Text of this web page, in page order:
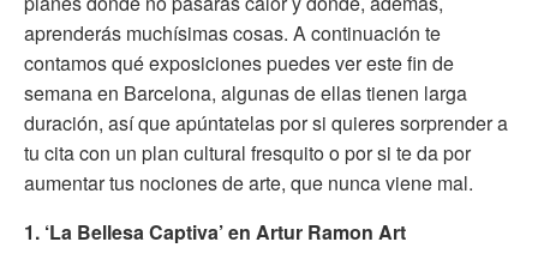
aprenderás muchísimas cosas. A continuación te
contamos qué exposiciones puedes ver este fin de
semana en Barcelona, algunas de ellas tienen larga
duración, así que apúntatelas por si quieres sorprender a
tu cita con un plan cultural fresquito o por si te da por
aumentar tus nociones de arte, que nunca viene mal.
1. ‘La Bellesa Captiva’ en Artur Ramon Art